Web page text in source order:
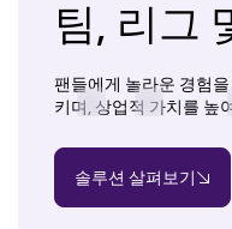
팀, 리그
팬들에게 놀라운 경험
키며, 상업적 가치를 높
솔루션 살펴보기